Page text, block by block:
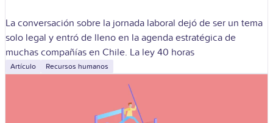
La conversación sobre la jornada laboral dejó de ser un tema
solo legal y entró de lleno en la agenda estratégica de
muchas compañías en Chile. La ley 40 horas
Artículo Recursos humanos